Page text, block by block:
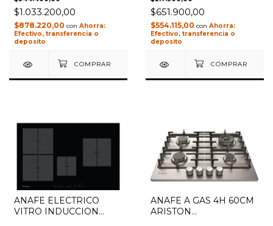
$1.033.200,00
$878.220,00 con
Efectivo, transferencia o
deposito
$651.900,00
$554.115,00 con
Efectivo, transferencia o
deposito
ANAFE ELECTRICO
VITRO INDUCCION
ANAFE A GAS 4H 60CM
ARISTON